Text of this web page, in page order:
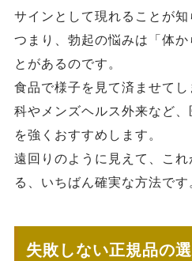
サインとして現れることが知
つまり、勃起の悩みは「体
とがあるのです。
食品で様子を見て済ませて
科やメンズヘルス外来など
を強くおすすめします。
遠回りのように見えて、こ
る、いちばん確実な方法です
失敗しない正規品の